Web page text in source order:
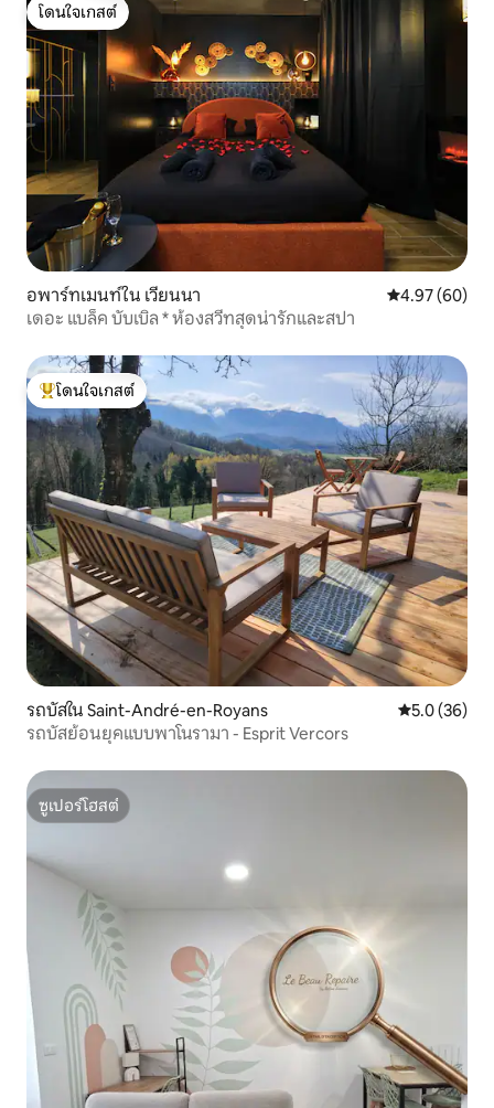
โดนใจเกสต์
โดนใจเกสต์
อพาร์ทเมนท์ใน เวียนนา คะแนนเฉลี่ย
4.97 (60)
เดอะ แบล็ค บับเบิล * ห้องสวีทสุดน่ารักและสปา
โดนใจเกสต์ที่สุด
โดนใจเกสต์
รถบัสใน Saint-André-en-Royans คะแนนเฉลี่ย
5.0 (36)
รถบัสย้อนยุคแบบพาโนรามา - Esprit Vercors
ซูเปอร์โฮสต์
ซูเปอร์โฮสต์